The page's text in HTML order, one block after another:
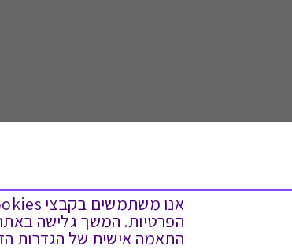
התאמה אישית של הגדרות